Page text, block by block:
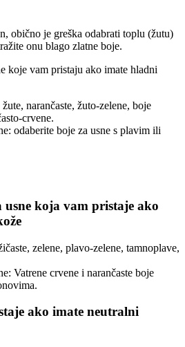
obično je greška odabrati toplu (žutu)
onu blago zlatne boje.
koje vam pristaju ako imate hladni
narančaste, žuto-zelene, boje
crvene.
odaberite boje za usne s plavim ili
usne koja vam pristaje ako
zelene, plavo-zelene, tamnoplave,
Vatrene crvene i narančaste boje
ako imate neutralni